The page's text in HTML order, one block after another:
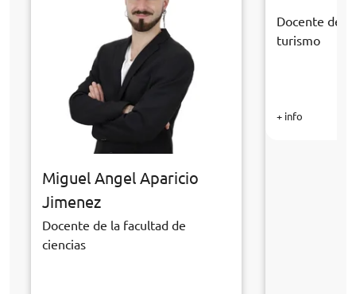
Miguel Angel Aparicio
Jimenez
Docente de la facultad de
ciencias
Docente de
turismo
+ info